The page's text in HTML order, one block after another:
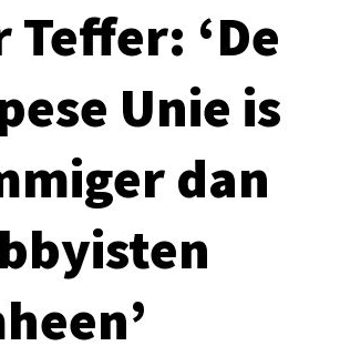
Teffer: ‘De
Unie is
dan